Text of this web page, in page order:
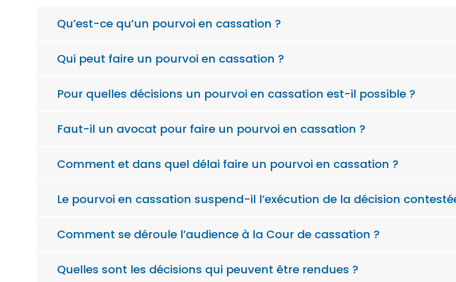
Qu’est-ce qu’un pourvoi en cassation ?
Qui peut faire un pourvoi en cassation ?
Pour quelles décisions un pourvoi en cassation est-il possible ?
Faut-il un avocat pour faire un pourvoi en cassation ?
Comment et dans quel délai faire un pourvoi en cassation ?
Le pourvoi en cassation suspend-il l’exécution de la décision
Comment se déroule l’audience à la Cour de cassation ?
Quelles sont les décisions qui peuvent être rendues ?